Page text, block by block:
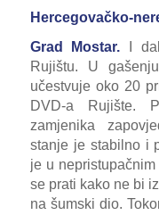
Hercegovačko-
Grad Mostar.
I
Rujištu. U
učestvuje oko 20
DVD-a Rujište.
zamjenika
stanje je stabilno i
je u
se prati kako ne bi
na šumski dio.